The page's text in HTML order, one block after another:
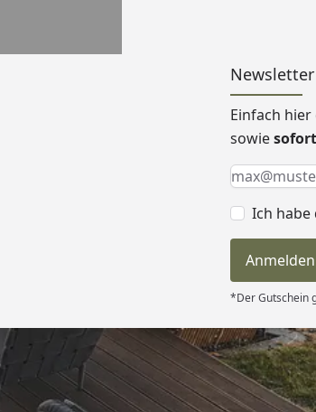
Newsletter
Einfach
sowie
Keine
Eingabe
E-Mail *
Ich habe
Anmelden
*Der Gutschein
Versand